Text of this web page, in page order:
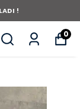
!
0